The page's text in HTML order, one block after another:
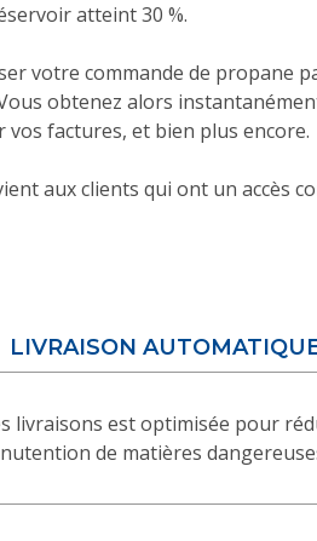
atteint 30 %.
votre commande de propane
obtenez alors
vos factures, et bien plus encore.
aux clients qui ont un accès
LIVRAISON
livraisons est optimisée pour
de matières